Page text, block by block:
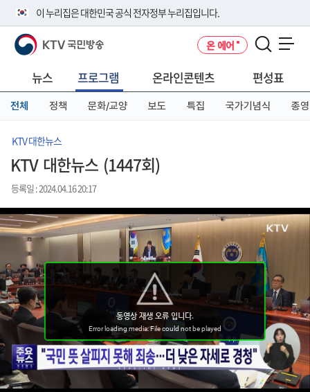
이 누리집은 대한민국 공식 전자정부 누리집입니다.
공식 누리집 주소 확인하기
니다.
이밖에 or.kr 또는 .kr등 다른 도메인 주소를 사용하고 있다면 아래 URL에
서 도메인 주소를 확인해 보세요
KTV 국민방송 온 에어
뉴스 프로그램 온라인콘텐츠 편성표
전체 정책 문화/교양 보도 특집 국가기념식 종영
KTV 대한뉴스
KTV 대한뉴스 (1447회)
등록일 : 2024.04.16 20:17